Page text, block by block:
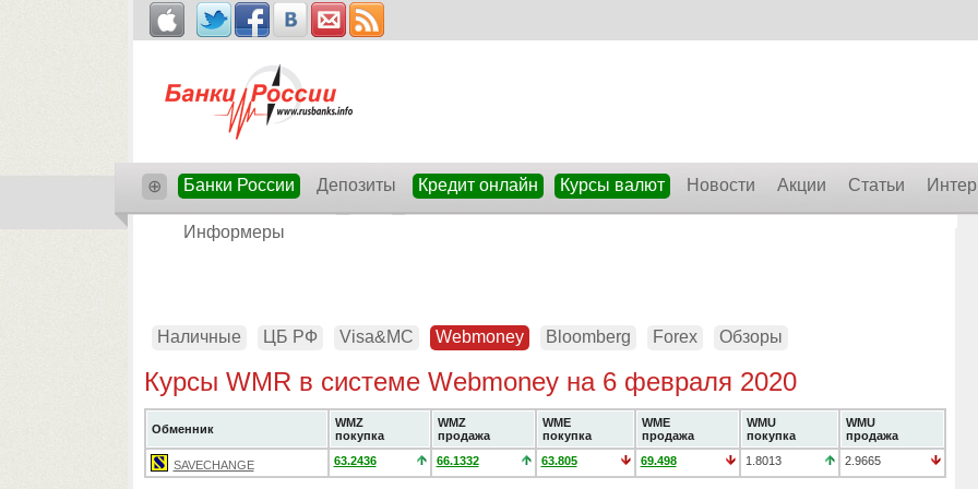
⊕ Банки России Депозиты Кредит онлайн Курсы валют Новости Акции Статьи
Информеры
Наличные ЦБ РФ Visa&MC Webmoney Bloomberg Forex Обзоры
Курсы WMR в системе Webmoney на 6 февраля 2020
Обменник
WMZ
покупка
WMZ
продажа
WME
покупка
WME
продажа
WMU
покупка
WMU
продажа
SAVECHANGE 63.2436 66.1332 63.805 69.498 1.8013 2.9665